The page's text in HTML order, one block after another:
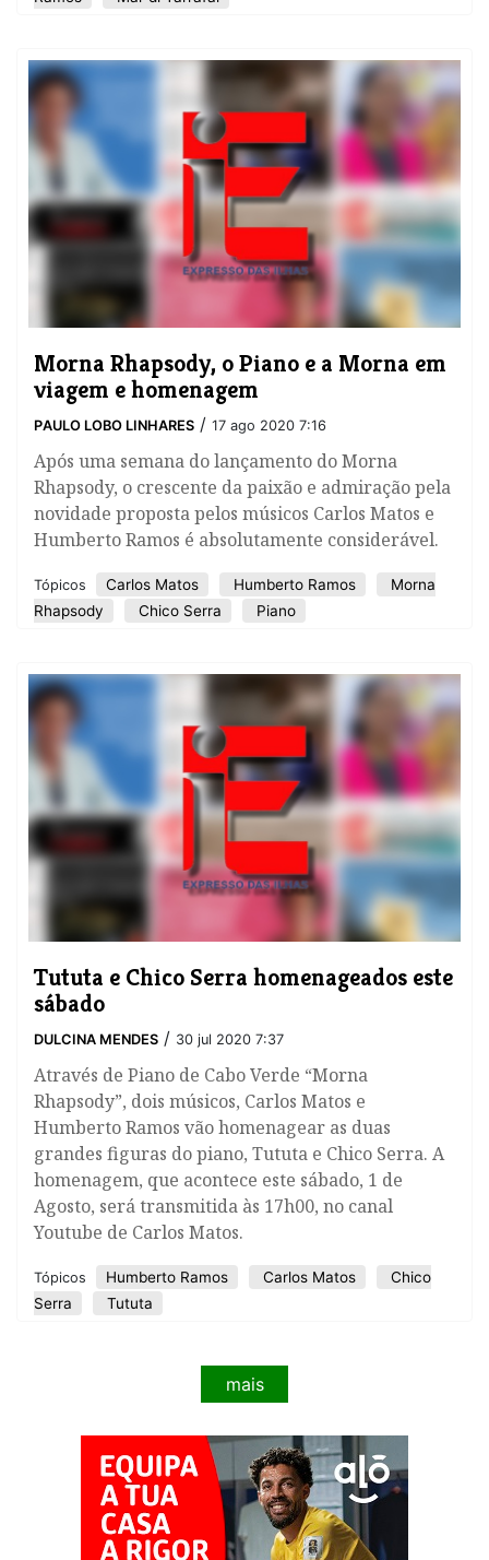
Morna Rhapsody, o Piano e a Morna em
viagem e homenagem
PAULO LOBO LINHARES / 17 ago 2020 7:16
Após uma semana do lançamento do Morna
Rhapsody, o crescente da paixão e admiração pela
novidade proposta pelos músicos Carlos Matos e
Humberto Ramos é absolutamente considerável.
Tópicos Carlos Matos Humberto Ramos
Morna
Rhapsody
Chico Serra Piano
Tututa e Chico Serra homenageados este
sábado
DULCINA MENDES / 30 jul 2020 7:37
Através de Piano de Cabo Verde “Morna
Rhapsody”, dois músicos, Carlos Matos e
Humberto Ramos vão homenagear as duas
grandes figuras do piano, Tututa e Chico Serra. A
homenagem, que acontece este sábado, 1 de
Agosto, será transmitida às 17h00, no canal
Youtube de Carlos Matos.
Tópicos Humberto Ramos Carlos Matos
Chico
Serra
Tututa
mais